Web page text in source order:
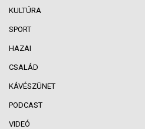
KULTÚRA
SPORT
HAZAI
CSALÁD
KÁVÉSZÜNET
PODCAST
VIDEÓ